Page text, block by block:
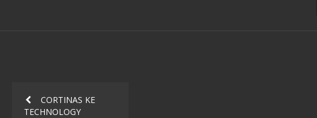
CORTINAS KE
TECHNOLOGY